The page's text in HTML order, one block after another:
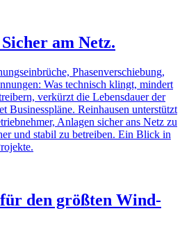
am Netz.
Phasen­ver­schie­bung,
Was tech­nisch klingt, mindert
verkürzt die Lebens­dauer der
Busi­ness­pläne. Rein­hausen unter­stützt
Anlagen sicher ans Netz zu
und stabil zu betreiben. Ein Blick in
für den größten Wind­